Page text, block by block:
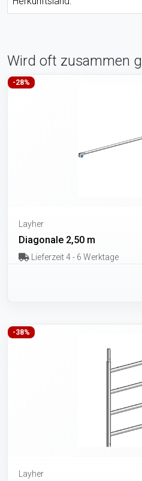
Wird oft zusammen
-28%
Layher
Diagonale 2,50 m
Lieferzeit 4 - 6 Werktage
-38%
Layher